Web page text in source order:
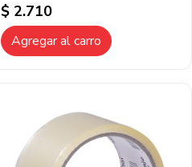
$ 2.710
Agregar al carro